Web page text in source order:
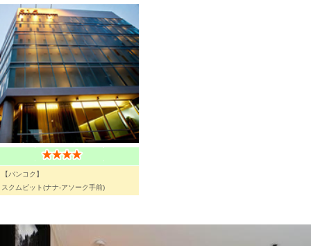
【バンコク】
スクムビット(ナナ-アソーク手前)